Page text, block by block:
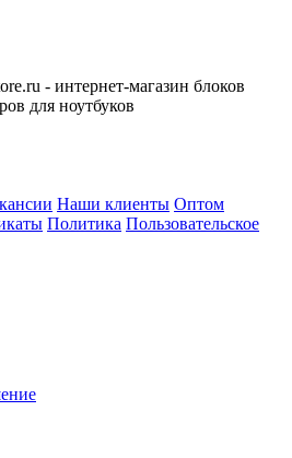
- интернет-магазин блоков
для ноутбуков
Наши клиенты Оптом
Политика Пользовательское